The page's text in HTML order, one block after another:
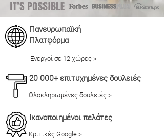
Πανευρωπαϊκή
Πλατφόρμα
Ενεργοί σε 12 χώρες >
20 000+ επιτυχημένες δουλειές
Ολοκληρωμένες δουλειές >
Ικανοποιημένοι πελάτες
Κριτικές Google >